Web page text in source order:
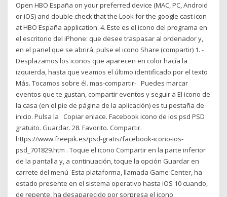
Open HBO España on your preferred device (MAC, PC, Android
or iOS) and double check that the Look for the google cast icon
at HBO España application. 4. Este es el icono del programa en
el escritorio del iPhone: que desee traspasar al ordenador y,
en el panel que se abrirá, pulse el icono Share (compartir) 1. -
Desplazamos los iconos que aparecen en color hacía la
izquierda, hasta que veamos el último identificado por el texto
Más. Tocamos sobre él. mas-compartir- Puedes marcar
eventos que te gustan, compartir eventos y seguir a El icono de
la casa (en el pie de página de la aplicación) es tu pestaña de
inicio. Pulsa la Copiar enlace. Facebook icono de ios psd PSD
gratuito. Guardar. 28. Favorito. Compartir.
https://www.freepik.es/psd-gratis/facebook-icono-ios-
psd_701829.htm . Toque el icono Compartir en la parte inferior
de la pantalla y, a continuación, toque la opción Guardar en
carrete del menú Esta plataforma, llamada Game Center, ha
estado presente en el sistema operativo hasta iOS 10 cuando,
de repente, ha desaparecido por sorpresa el icono